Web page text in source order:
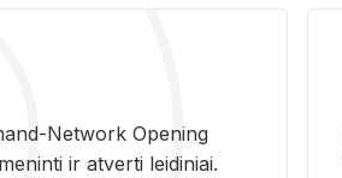
Ne­twork Ope­ning
ir at­ver­ti lei­di­niai.